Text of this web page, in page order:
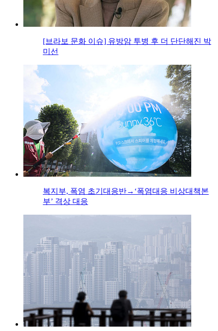
[브라보 문화 이슈] 유방암 투병 후 더 단단해진 박
미선
복지부, 폭염 초기대응반→‘폭염대응 비상대책본
부’ 격상 대응